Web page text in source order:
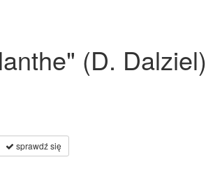
(D. Dalziel)
sprawdź się